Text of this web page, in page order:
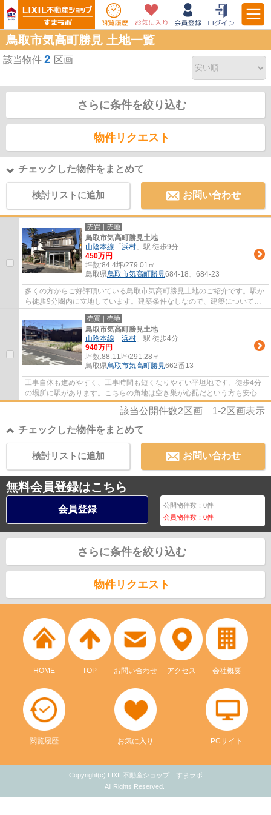
鳥取市気高町勝見 土地一覧
該当物件 2 区画
さらに条件を絞り込む
物件リクエスト
チェックした物件をまとめて
検討リストに追加 お問い合わせ
売買｜売地
鳥取市気高町勝見土地
山陰本線 「浜村 」駅 徒歩9分
450万円
坪数:84.4坪/279.01㎡
鳥取県鳥取市気高町勝見684-18、684-23
多くの方からご好評頂いている鳥取市気高町勝見土地のご紹介です。駅か
ら徒歩9分圏内に立地しています。建築条件なしなので、建築についてじ
っくり考えられるというメリットがあります...
売買｜売地
鳥取市気高町勝見土地
山陰本線 「浜村 」駅 徒歩4分
940万円
坪数:88.11坪/291.28㎡
鳥取県鳥取市気高町勝見662番13
工事自体も進めやすく、工事時間も短くなりやすい平坦地です。徒歩4分
の場所に駅があります。こちらの角地は空き巣が心配だという方も安心で
す。土地面積は291.28㎡(公簿)となっていま...
該当公開件数2区画 1-2区画表示
チェックした物件をまとめて
お問い合わせ
検討リストに追加
無料会員登録はこちら
会員登録 公開物件数：0件
会員物件数：0件
さらに条件を絞り込む
物件リクエスト
HOME TOP お問い合わせ アクセス 会社概要
閲覧履歴 お気に入り PCサイト
Copyright(c) LIXIL不動産ショップ すまラボ
All Rights Reserved.